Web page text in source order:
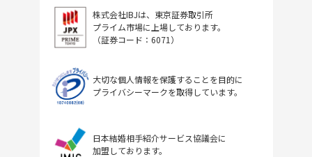
株式会社IBJは、東京証券取引所
プライム市場に上場しております。
（証券コード：6071）
大切な個人情報を保護することを目的に
プライバシーマークを取得しています。
日本結婚相手紹介サービス協議会に
加盟しております。